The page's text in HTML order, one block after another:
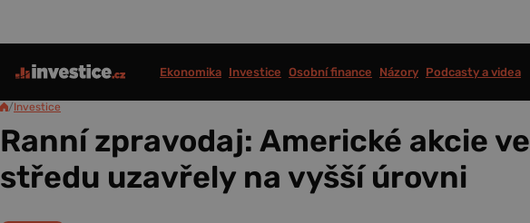
Ekonomika Investice Osobní finance Názory Podcasty a videa
/Investice
Ranní zpravodaj: Americké akcie ve
středu uzavřely na vyšší úrovni